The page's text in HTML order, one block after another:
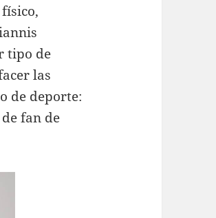
tipo de
las
de deporte:
fan de